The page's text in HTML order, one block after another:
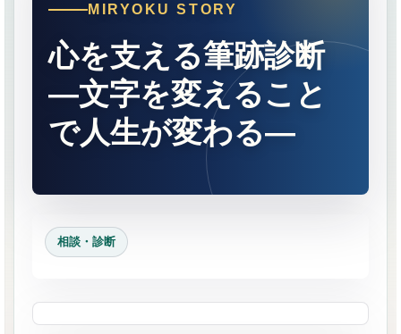
MIRYOKU STORY
心を支える筆跡診断
―文字を変えること
で人生が変わる―
相談・診断